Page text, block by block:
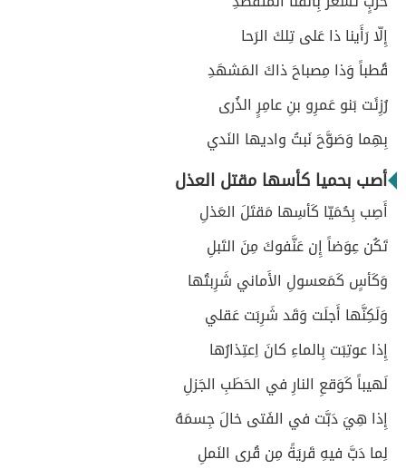
إِلّا رَأَينا ذا عَلى تِلكَ الرَحا
قُطباً وَذا مِصباحَ ذاكَ المَشهَدِ
رُزِئَت بَنو عَمرِو بنِ عامِرٍ الذُرى
بِهِما وَصَوَّحَ نَبتُ واديها النَدي
أصب بحميا كأسها مقتل العذل
أَصِب بِحُمَيّا كَأسِها مَقتَلَ العَذلِ
تَكُن عِوَضاً إِن عَنَّفوكَ مِنَ التَبلِ
وَكَأسٍ كَمَعسولِ الأَماني شَرِبتُها
وَلَكِنَّها أَجلَت وَقَد شَرِبَت عَقلي
إِذا عوتِبَت بِالماءِ كانَ اِعتِذارُها
لَهيباً كَوَقعِ النارِ في الحَطَبِ الجَزلِ
إِذا هِيَ دَبَّت في الفَتى خالَ جِسمَهُ
لِما دَبَّ فيهِ قَريَةً مِن قُرى النَملِ